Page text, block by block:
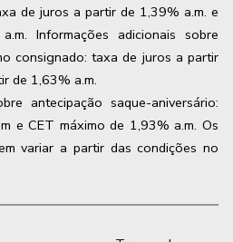
de juros a partir de 1,39% a.m. e
Informações adicionais sobre
consignado: taxa de juros a partir
de 1,63% a.m.
antecipação saque-aniversário:
e CET máximo de 1,93% a.m. Os
variar a partir das condições no